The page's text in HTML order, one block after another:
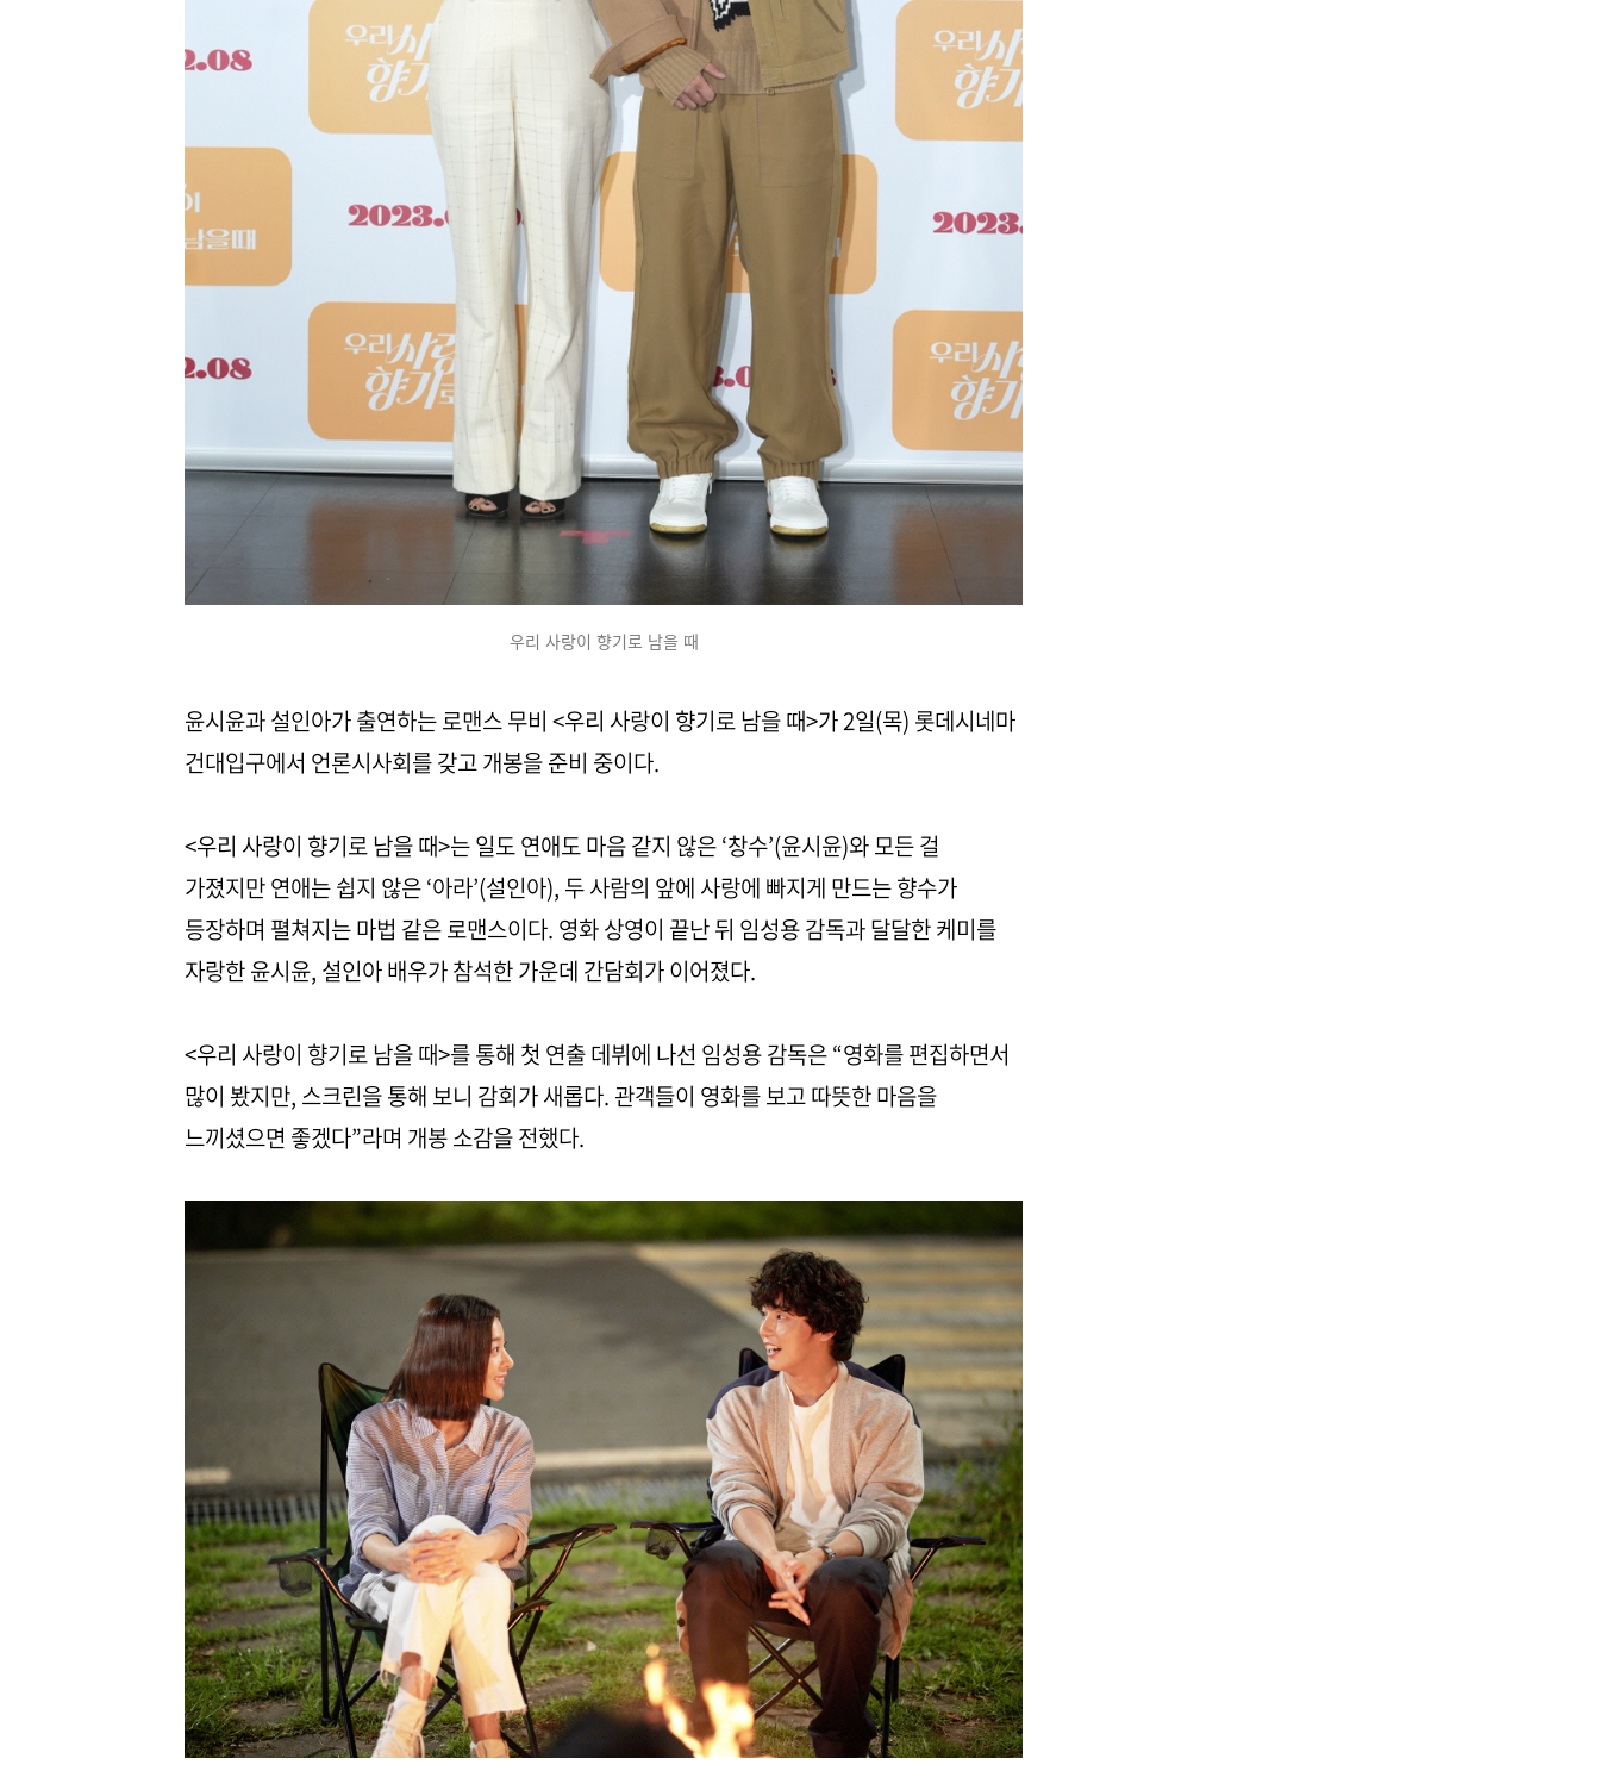
우리 사랑이 향기로 남을 때
윤시윤과 설인아가 출연하는 로맨스 무비 <우리 사랑이 향기로 남을 때>가 2일(목) 롯데시네마
건대입구에서 언론시사회를 갖고 개봉을 준비 중이다.
<우리 사랑이 향기로 남을 때>는 일도 연애도 마음 같지 않은 ‘창수’(윤시윤)와 모든 걸
가졌지만 연애는 쉽지 않은 ‘아라’(설인아), 두 사람의 앞에 사랑에 빠지게 만드는 향수가
등장하며 펼쳐지는 마법 같은 로맨스이다. 영화 상영이 끝난 뒤 임성용 감독과 달달한 케미를
자랑한 윤시윤, 설인아 배우가 참석한 가운데 간담회가 이어졌다.
<우리 사랑이 향기로 남을 때>를 통해 첫 연출 데뷔에 나선 임성용 감독은 “영화를 편집하면서
많이 봤지만, 스크린을 통해 보니 감회가 새롭다. 관객들이 영화를 보고 따뜻한 마음을
느끼셨으면 좋겠다”라며 개봉 소감을 전했다.